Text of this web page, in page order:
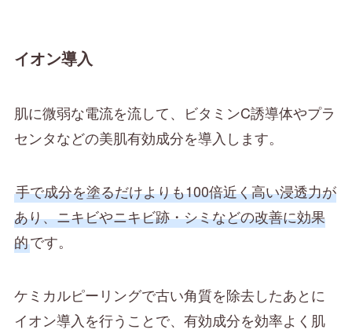
イオン導入
肌に微弱な電流を流して、ビタミンC誘導体やプラ
センタなどの美肌有効成分を導入します。
手で成分を塗るだけよりも100倍近く高い浸透力が
あり、ニキビやニキビ跡・シミなどの改善に効果
的です。
ケミカルピーリングで古い角質を除去したあとに
イオン導入を行うことで、有効成分を効率よく肌